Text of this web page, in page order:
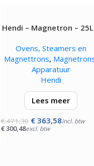
MAGNETRONS
High-Speed Ovens
Magnetrons
Rookovens
Speciale Ovens
Voedseldrogers
Hendi – Magnetron –
Ovens, Steamers en
Magnettrons,
Apparatuur
Hendi
Lees meer
De HENDI magnetron is
ontworpen voor het snel
€471,30 €363,58incl. btw
€300,48excl. btw